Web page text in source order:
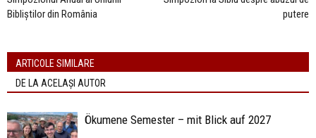
Bibliștilor din România
putere
ARTICOLE SIMILARE
DE LA ACELAȘI AUTOR
Ökumene Semester – mit Blick auf 2027